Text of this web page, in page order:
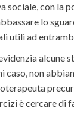
sociale, con la
lo
utili ad
alcune
caso, non
è cercare